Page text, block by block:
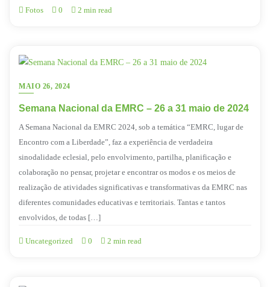
Fotos 0 2 min read
MAIO 26, 2024
Semana Nacional da EMRC – 26 a 31 maio de 2024
A Semana Nacional da EMRC 2024, sob a temática “EMRC, lugar de
Encontro com a Liberdade”, faz a experiência de verdadeira
sinodalidade eclesial, pelo envolvimento, partilha, planificação e
colaboração no pensar, projetar e encontrar os modos e os meios de
realização de atividades significativas e transformativas da EMRC nas
diferentes comunidades educativas e territoriais. Tantas e tantos
envolvidos, de todas […]
Uncategorized 0 2 min read